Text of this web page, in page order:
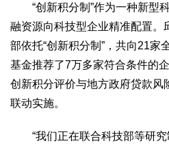
“创新积分制”作为一种新型
融资源向科技型企业精准配置。
部依托“创新积分制”，共向21家
基金推荐了7万多家符合条件的
创新积分评价与地方政府贷款风
联动实施。
“我们正在联合科技部等研究